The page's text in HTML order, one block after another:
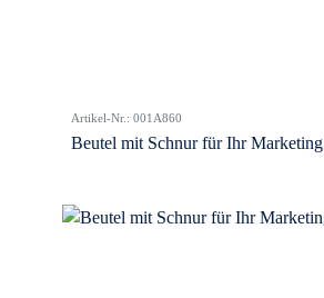
Artikel-Nr.: 001A860
Beutel mit Schnur für Ihr Marketing